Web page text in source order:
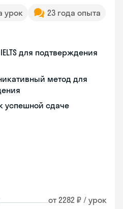
урок
23 года опыта
для подтверждения
метод для
успешной сдаче
от 2282 ₽ / урок